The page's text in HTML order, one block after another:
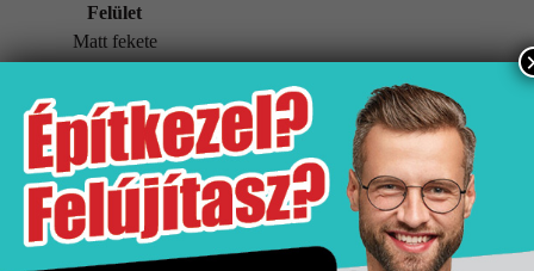
Felület
Matt fekete
További információk
Tömeg 6 kg
Értékesítési egység db